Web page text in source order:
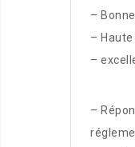
–
–
–
–